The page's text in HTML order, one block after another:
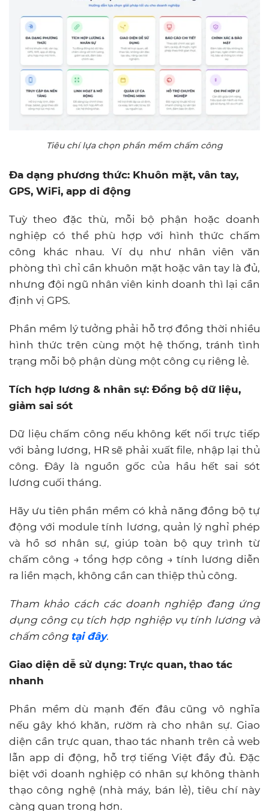
Tiêu chí lựa chọn phần mềm chấm công
Đa dạng phương thức: Khuôn mặt, vân tay,
GPS, WiFi, app di động
Tuỳ theo đặc thù, mỗi bộ phận hoặc doanh
nghiệp có thể phù hợp với hình thức chấm
công khác nhau. Ví dụ như nhân viên văn
phòng thì chỉ cần khuôn mặt hoặc vân tay là đủ,
nhưng đội ngũ nhân viên kinh doanh thì lại cần
định vị GPS.
Phần mềm lý tưởng phải hỗ trợ đồng thời nhiều
hình thức trên cùng một hệ thống, tránh tình
trạng mỗi bộ phận dùng một công cụ riêng lẻ.
Tích hợp lương & nhân sự: Đồng bộ dữ liệu,
giảm sai sót
Dữ liệu chấm công nếu không kết nối trực tiếp
với bảng lương, HR sẽ phải xuất file, nhập lại thủ
công. Đây là nguồn gốc của hầu hết sai sót
lương cuối tháng.
Hãy ưu tiên phần mềm có khả năng đồng bộ tự
động với module tính lương, quản lý nghỉ phép
và hồ sơ nhân sự, giúp toàn bộ quy trình từ
chấm công → tổng hợp công → tính lương diễn
ra liền mạch, không cần can thiệp thủ công.
Tham khảo cách các doanh nghiệp đang ứng
dụng công cụ tích hợp nghiệp vụ tính lương và
chấm công tại đây.
Giao diện dễ sử dụng: Trực quan, thao tác
nhanh
Phần mềm dù mạnh đến đâu cũng vô nghĩa
nếu gây khó khăn, rườm rà cho nhân sự. Giao
diện cần trực quan, thao tác nhanh trên cả web
lẫn app di động, hỗ trợ tiếng Việt đầy đủ. Đặc
biệt với doanh nghiệp có nhân sự không thành
thạo công nghệ (nhà máy, bán lẻ), tiêu chí này
càng quan trọng hơn.